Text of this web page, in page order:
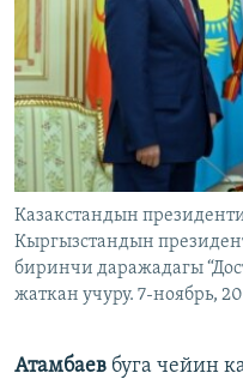
Казакстандын
Кыргызстандын
биринчи даражадагы
жаткан учуру. 7-ноябрь,
Атамбаев буга чейин